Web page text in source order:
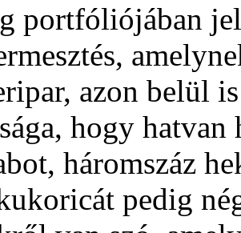
portfóliójában
azon belül
hogy
háromszáz
pedig